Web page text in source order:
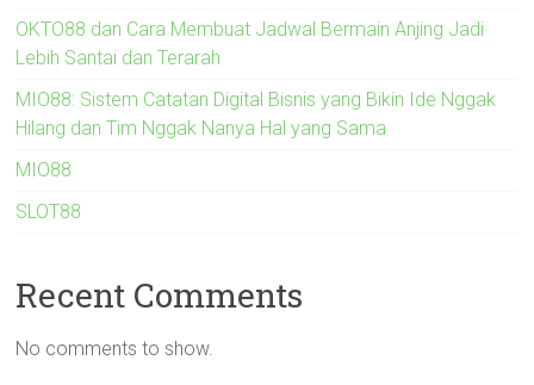
OKTO88 dan Cara Membuat Jadwal Bermain Anjing Jadi
Lebih Santai dan Terarah
MIO88: Sistem Catatan Digital Bisnis yang Bikin Ide Nggak
Hilang dan Tim Nggak Nanya Hal yang Sama
MIO88
SLOT88
Recent Comments
No comments to show.